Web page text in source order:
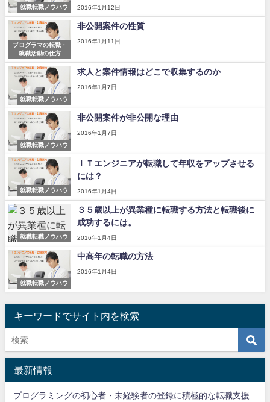
就職転職ノウハウ 2016年1月12日
プログラマの転職・
就職活動の仕方
非公開案件の性質
2016年1月11日
就職転職ノウハウ
求人と案件情報はどこで収集するのか
2016年1月7日
就職転職ノウハウ
非公開案件が非公開な理由
2016年1月7日
就職転職ノウハウ
ＩＴエンジニアが転職して年収をアップさせる
には？
2016年1月4日
就職転職ノウハウ
３５歳以上が異業種に転職する方法と転職後に
成功するには。
2016年1月4日
就職転職ノウハウ
中高年の転職の方法
2016年1月4日
キーワードでサイト内を検索
最新情報
プログラミングの初心者・未経験者の登録に積極的な転職支援